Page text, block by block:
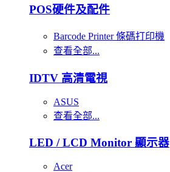
POS硬件及配件
Barcode Printer 條碼打印機
查看全部...
IDTV 高清電視
ASUS
查看全部...
LED / LCD Monitor 顯示器
Acer